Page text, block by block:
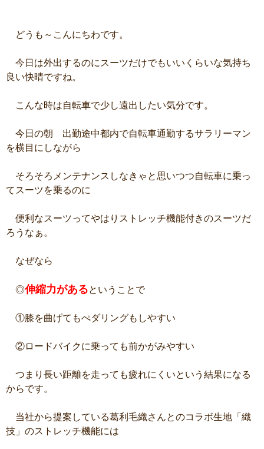
どうも～こんにちわです。
今日は外出するのにスーツだけでもいいくらいな気持ち
良い快晴ですね。
こんな時は自転車で少し遠出したい気分です。
今日の朝 出勤途中都内で自転車通勤するサラリーマン
を横目にしながら
そろそろメンテナンスしなきゃと思いつつ自転車に乗っ
てスーツを乗るのに
便利なスーツってやはりストレッチ機能付きのスーツだ
ろうなぁ。
なぜなら
◎伸縮力があるということで
①膝を曲げてもぺダリングもしやすい
②ロードバイクに乗っても前かがみやすい
つまり長い距離を走っても疲れにくいという結果になる
からです。
当社から提案している葛利毛織さんとのコラボ生地「織
技」のストレッチ機能には